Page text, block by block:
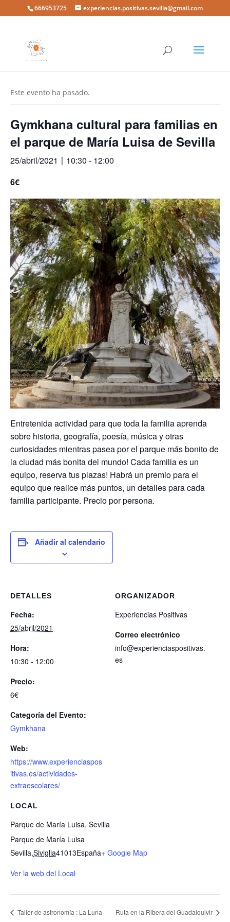
666953725 experiencias.positivas.sevilla@gmail.com
Este evento ha pasado.
Gymkhana cultural para familias en
el parque de María Luisa de Sevilla
25/abril/2021〡10:30 - 12:00
6€
Entretenida actividad para que toda la familia aprenda
sobre historia, geografía, poesía, música y otras
curiosidades mientras pasea por el parque más bonito de
la ciudad más bonita del mundo! Cada familia es un
equipo, reserva tus plazas! Habrá un premio para el
equipo que realice más puntos, un detalles para cada
familia participante. Precio por persona.
Añadir al calendario
DETALLES
Fecha:
25/abril/2021
Hora:
10:30 - 12:00
Precio:
6€
Categoría del Evento:
Gymkhana
Web:
https://www.experienciaspos
itivas.es/actividades-
extraescolares/
LOCAL
Parque de María Luisa, Sevilla
Parque de María Luisa
Sevilla,Siviglia41013España+ Google Map
Ver la web del Local
ORGANIZADOR
Experiencias Positivas
Correo electrónico
info@experienciaspositivas.
es
Taller de astronomía : La Luna Ruta en la Ribera del Guadalquivir